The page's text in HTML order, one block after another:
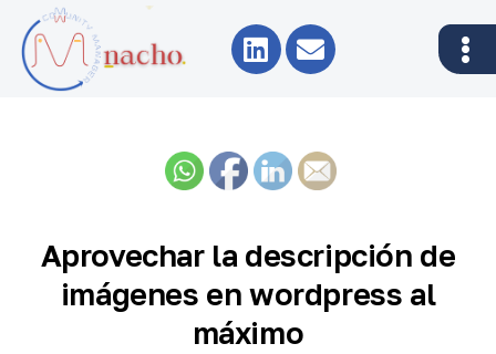
Aprovechar la descripción de
imágenes en wordpress al
máximo